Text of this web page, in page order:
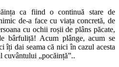
ca fiind o continuă stare de
de-a face cu viața concretă, de
cu ochii roșii de plâns păcate,
bârfuliță! Acum plânge, acum se
îți dai seama că nici în cazul acesta
cuvântului „pocăință”..